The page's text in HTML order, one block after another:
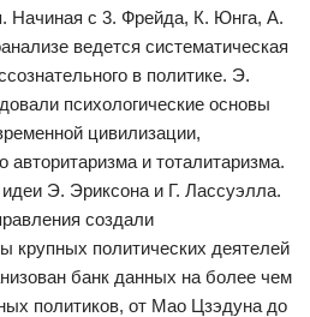
Начиная с 3. Фрейда, К. Юнга, А.
ведется систематическая
в политике. Э.
психологические основы
цивилизации,
авторитаризма и тоталитаризма.
Э. Эриксона и Г. Лассуэлла.
создали
крупных политических деятелей
банк данных на более чем
политиков, от Мао Цзэдуна до